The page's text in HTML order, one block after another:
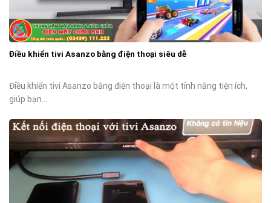
Điều khiển tivi Asanzo bằng điện thoại siêu dễ
Điều khiển tivi Asanzo bằng điện thoại là một tính năng tiện ích,
giúp bạn...